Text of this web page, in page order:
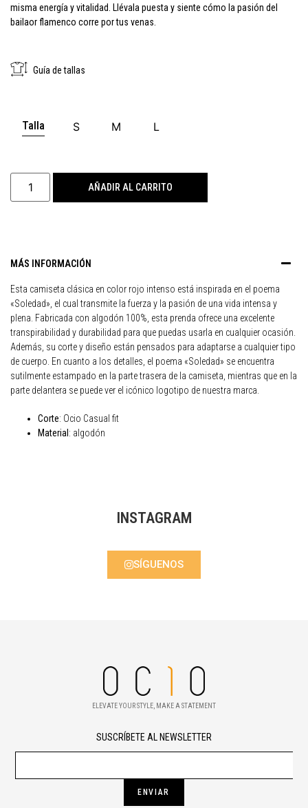
misma energía y vitalidad. Llévala puesta y siente cómo la pasión del
bailaor flamenco corre por tus venas.
Guía de tallas
Talla S M L
AÑADIR AL CARRITO
MÁS INFORMACIÓN
Esta camiseta clásica en color rojo intenso está inspirada en el poema
«Soledad», el cual transmite la fuerza y la pasión de una vida intensa y
plena. Fabricada con algodón 100%, esta prenda ofrece una excelente
transpirabilidad y durabilidad para que puedas usarla en cualquier ocasión.
Además, su corte y diseño están pensados para adaptarse a cualquier tipo
de cuerpo. En cuanto a los detalles, el poema «Soledad» se encuentra
sutilmente estampado en la parte trasera de la camiseta, mientras que en la
parte delantera se puede ver el icónico logotipo de nuestra marca.
Corte: Ocio Casual fit
Material : algodón
INSTAGRAM
SÍGUENOS
ELEVATE YOUR STYLE, MAKE A STATEMENT
SUSCRÍBETE AL NEWSLETTER
ENVIAR